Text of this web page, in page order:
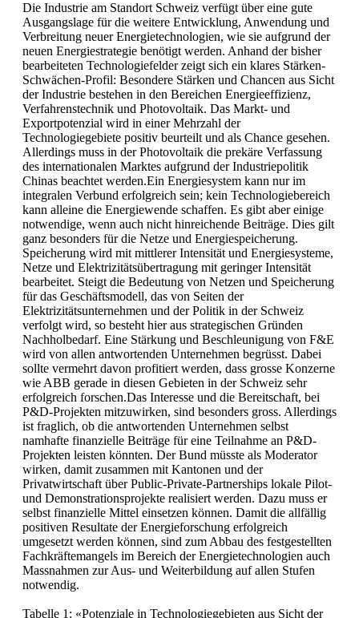
Die Industrie am Standort Schweiz verfügt über eine gute
Ausgangslage für die weitere Entwicklung, Anwendung und
Verbreitung neuer Energietechnologien, wie sie aufgrund der
neuen Energiestrategie benötigt werden. Anhand der bisher
bearbeiteten Technologiefelder zeigt sich ein klares Stärken-
Schwächen-Profil: Besondere Stärken und Chancen aus Sicht
der Industrie bestehen in den Bereichen Energieeffizienz,
Verfahrenstechnik und Photovoltaik. Das Markt- und
Exportpotenzial wird in einer Mehrzahl der
Technologiegebiete positiv beurteilt und als Chance gesehen.
Allerdings muss in der Photovoltaik die prekäre Verfassung
des internationalen Marktes aufgrund der Industriepolitik
Chinas beachtet werden.Ein Energiesystem kann nur im
integralen Verbund erfolgreich sein; kein Technologiebereich
kann alleine die Energiewende schaffen. Es gibt aber einige
notwendige, wenn auch nicht hinreichende Beiträge. Dies gilt
ganz besonders für die Netze und Energiespeicherung.
Speicherung wird mit mittlerer Intensität und Energiesysteme,
Netze und Elektrizitätsübertragung mit geringer Intensität
bearbeitet. Steigt die Bedeutung von Netzen und Speicherung
für das Geschäftsmodell, das von Seiten der
Elektrizitätsunternehmen und der Politik in der Schweiz
verfolgt wird, so besteht hier aus strategischen Gründen
Nachholbedarf. Eine Stärkung und Beschleunigung von F&E
wird von allen antwortenden Unternehmen begrüsst. Dabei
sollte vermehrt davon profitiert werden, dass grosse Konzerne
wie ABB gerade in diesen Gebieten in der Schweiz sehr
erfolgreich forschen.Das Interesse und die Bereitschaft, bei
P&D-Projekten mitzuwirken, sind besonders gross. Allerdings
ist fraglich, ob die antwortenden Unternehmen selbst
namhafte finanzielle Beiträge für eine Teilnahme an P&D-
Projekten leisten könnten. Der Bund müsste als Moderator
wirken, damit zusammen mit Kantonen und der
Privatwirtschaft über Public-Private-Partnerships lokale Pilot-
und Demonstrationsprojekte realisiert werden. Dazu muss er
selbst finanzielle Mittel einsetzen können. Damit die allfällig
positiven Resultate der Energieforschung erfolgreich
umgesetzt werden können, sind zum Abbau des festgestellten
Fachkräftemangels im Bereich der Energietechnologien auch
Massnahmen zur Aus- und Weiterbildung auf allen Stufen
notwendig.
Tabelle 1: «Potenziale in Technologiegebieten aus Sicht der